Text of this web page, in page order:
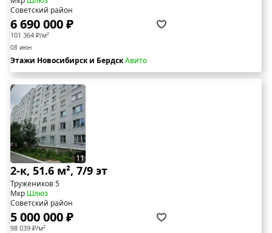
Советский район
6 690 000 ₽
101 364 ₽/м²
08 июн
Этажи Новосибирск и БердскАвито
11
2-к, 51.6 м², 7/9 эт
Тружеников 5
Мкр Шлюз
Советский район
5 000 000 ₽
98 039 ₽/м²